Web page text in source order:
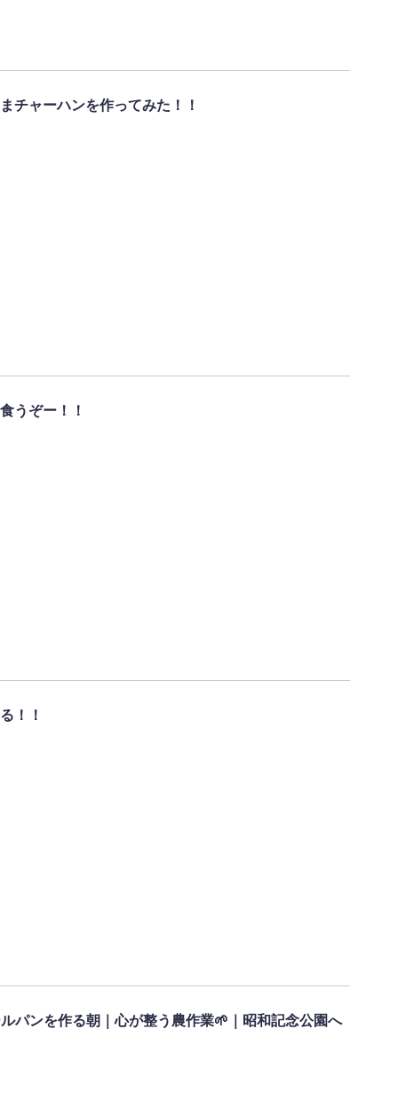
チャーハンを作ってみた！！
うぞー！！
！！
パンを作る朝｜心が整う農作業🌱｜昭和記念公園へ